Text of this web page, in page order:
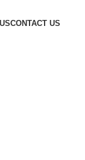
CONTACT US